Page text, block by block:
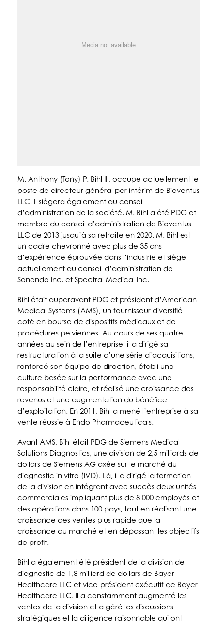
Media not available
M. Anthony (Tony) P. Bihl III, occupe actuellement le
poste de directeur général par intérim de Bioventus
LLC. Il siègera également au conseil
d’administration de la société. M. Bihl a été PDG et
membre du conseil d’administration de Bioventus
LLC de 2013 jusqu’à sa retraite en 2020. M. Bihl est
un cadre chevronné avec plus de 35 ans
d’expérience éprouvée dans l’industrie et siège
actuellement au conseil d’administration de
Sonendo Inc. et Spectral Medical Inc.
Bihl était auparavant PDG et président d’American
Medical Systems (AMS), un fournisseur diversifié
coté en bourse de dispositifs médicaux et de
procédures pelviennes. Au cours de ses quatre
années au sein de l’entreprise, il a dirigé sa
restructuration à la suite d’une série d’acquisitions,
renforcé son équipe de direction, établi une
culture basée sur la performance avec une
responsabilité claire, et réalisé une croissance des
revenus et une augmentation du bénéfice
d’exploitation. En 2011, Bihl a mené l’entreprise à sa
vente réussie à Endo Pharmaceuticals.
Avant AMS, Bihl était PDG de Siemens Medical
Solutions Diagnostics, une division de 2,5 milliards de
dollars de Siemens AG axée sur le marché du
diagnostic in vitro (IVD). Là, il a dirigé la formation
de la division en intégrant avec succès deux unités
commerciales impliquant plus de 8 000 employés et
des opérations dans 100 pays, tout en réalisant une
croissance des ventes plus rapide que la
croissance du marché et en dépassant les objectifs
de profit.
Bihl a également été président de la division de
diagnostic de 1,8 milliard de dollars de Bayer
Healthcare LLC et vice-président exécutif de Bayer
Healthcare LLC. Il a constamment augmenté les
ventes de la division et a géré les discussions
stratégiques et la diligence raisonnable qui ont